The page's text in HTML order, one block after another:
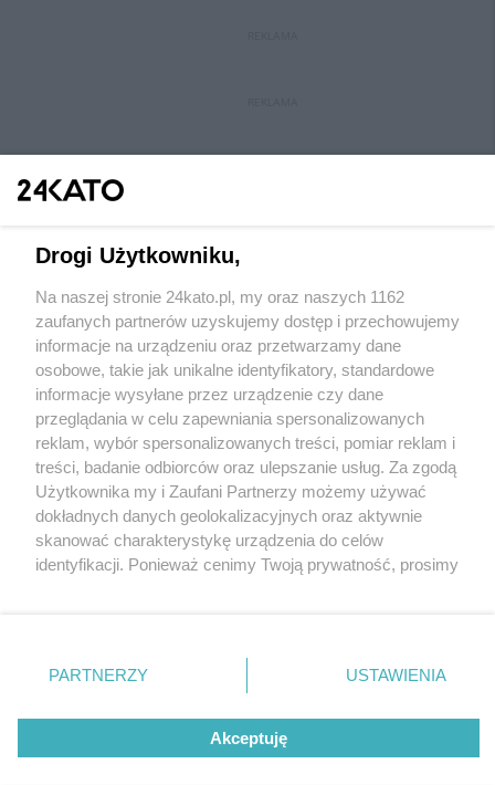
Wydawca mediów lokalnych
Nie zapomnij
zapoznać się z:
polityką prywatności regulamin korzystania z portali
Twojemiasto
Piekary Śląskie
Chorzów
Tarnowskie Góry
Gliwice
Skontakuj sięz nami
Kontakt
Wydawca
Redakcja
Drogi Użytkowniku,
Na naszej stronie 24kato.pl, my oraz naszych 1162
zaufanych partnerów uzyskujemy dostęp i przechowujemy
informacje na urządzeniu oraz przetwarzamy dane
osobowe, takie jak unikalne identyfikatory, standardowe
informacje wysyłane przez urządzenie czy dane
przeglądania w celu zapewniania spersonalizowanych
reklam, wybór spersonalizowanych treści, pomiar reklam i
treści, badanie odbiorców oraz ulepszanie usług. Za zgodą
Użytkownika my i Zaufani Partnerzy możemy używać
dokładnych danych geolokalizacyjnych oraz aktywnie
skanować charakterystykę urządzenia do celów
identyfikacji. Ponieważ cenimy Twoją prywatność, prosimy
prywatności znajdujący się w lewym dolnym rogu strony
. Niektóre rodzaje przetwarzania danych nie wymagają
zgody użytkownika, ale masz prawo sprzeciwić się
takiemu przetwarzaniu. Preferencje będą miały
zastosowania tylko na tej witrynie.
PARTNERZY USTAWIENIA
Akceptuję